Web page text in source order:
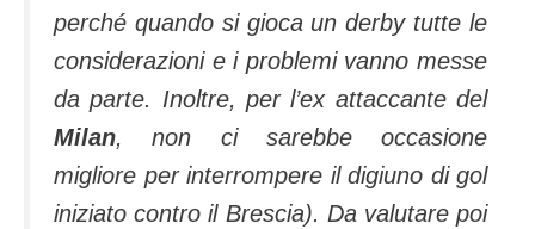
perché quando si gioca un derby tutte le
considerazioni e i problemi vanno messe
da parte. Inoltre, per l’ex attaccante del
Milan, non ci sarebbe occasione
migliore per interrompere il digiuno di gol
iniziato contro il Brescia). Da valutare poi